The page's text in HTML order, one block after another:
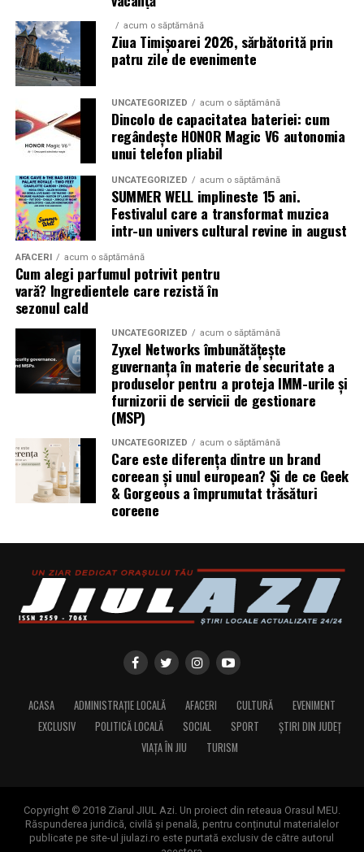
Indiferent de preferințe, sezonul cald este momentul
ideal să experimentezi și să descoperi parfumuri
inspirate din universul parfumeriei de nișă. Iar
Top Scents de la Oriflame demonstrează că
ingredientele premium, creativitatea și accesibilitatea
pot exista în aceeași sticlă.
(Advertorial)
acum o săptămână
Ziua Timișoarei 2026, sărbătorită prin
patru zile de evenimente
UNCATEGORIZED acum o săptămână
Dincolo de capacitatea bateriei: cum
regândește HONOR Magic V6 autonomia
unui telefon pliabil
UNCATEGORIZED acum o săptămână
SUMMER WELL implineste 15 ani.
Festivalul care a transformat muzica
intr-un univers cultural revine in august
AFACERI acum o săptămână
Cum alegi parfumul potrivit pentru
vară? Ingredientele care rezistă în
sezonul cald
UNCATEGORIZED acum o săptămână
Zyxel Networks îmbunătățește
guvernanța în materie de securitate a
produselor pentru a proteja IMM-urile și
furnizorii de servicii de gestionare
(MSP)
UNCATEGORIZED acum o săptămână
Care este diferența dintre un brand
coreean și unul european? Și de ce Geek
& Gorgeous a împrumutat trăsături
coreene
ACASA ADMINISTRAȚIE LOCALĂ AFACERI CULTURĂ
EVENIMENT
EXCLUSIV
POLITICĂ LOCALĂ SOCIAL SPORT
ȘTIRI DIN JUDEȚ
VIAȚA ÎN JIU
TURISM
Copyright © 2018 Ziarul JIUL Azi. Un proiect din reteaua Orasul MEU.
Răspunderea juridică, civilă și penală, pentru conținutul materialelor
publicate pe site-ul jiulazi.ro este purtată exclusiv de către autorul